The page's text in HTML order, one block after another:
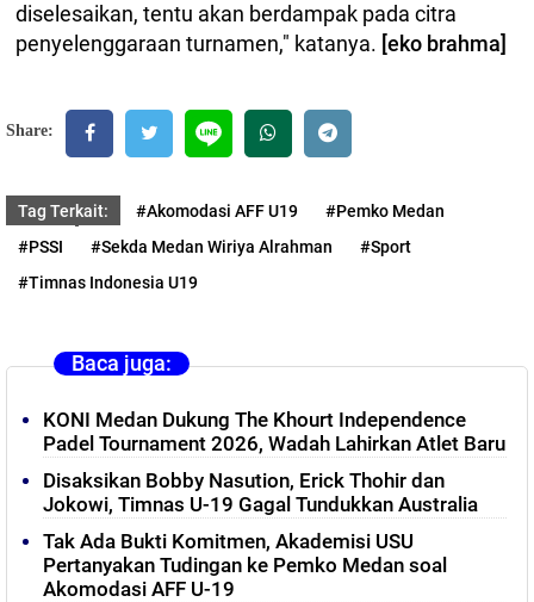
diselesaikan, tentu akan berdampak pada citra
penyelenggaraan turnamen," katanya. [eko brahma]
Share:
Tag Terkait: #Akomodasi AFF U19
#Pemko Medan
#PSSI
#Sekda Medan Wiriya Alrahman
#Sport
#Timnas Indonesia U19
Baca juga:
KONI Medan Dukung The Khourt Independence
Padel Tournament 2026, Wadah Lahirkan Atlet Baru
Disaksikan Bobby Nasution, Erick Thohir dan
Jokowi, Timnas U-19 Gagal Tundukkan Australia
Tak Ada Bukti Komitmen, Akademisi USU
Pertanyakan Tudingan ke Pemko Medan soal
Akomodasi AFF U-19